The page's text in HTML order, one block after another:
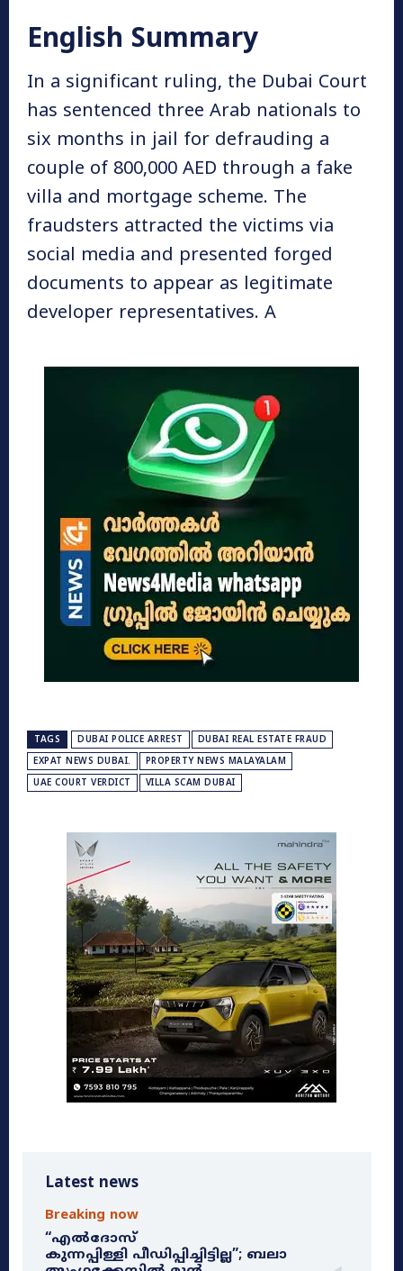
English Summary
In a significant ruling, the Dubai Court
has sentenced three Arab nationals to
six months in jail for defrauding a
couple of 800,000 AED through a fake
villa and mortgage scheme. The
fraudsters attracted the victims via
social media and presented forged
documents to appear as legitimate
developer representatives. A
TAGS DUBAI POLICE ARREST
DUBAI REAL ESTATE FRAUD
EXPAT NEWS DUBAI.
PROPERTY NEWS MALAYALAM
UAE COURT VERDICT
VILLA SCAM DUBAI
Latest news
Breaking now
“എൽദോസ്
കുന്നപ്പിള്ളി പീഡിപ്പിച്ചിട്ടില്ല”; ബലാ